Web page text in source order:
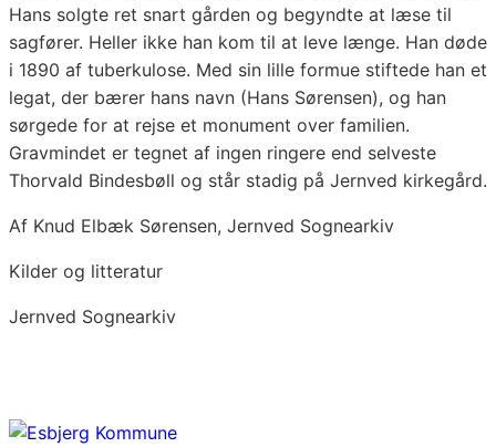
Hans solgte ret snart gården og begyndte at læse til
sagfører. Heller ikke han kom til at leve længe. Han døde
i 1890 af tuberkulose. Med sin lille formue stiftede han et
legat, der bærer hans navn (Hans Sørensen), og han
sørgede for at rejse et monument over familien.
Gravmindet er tegnet af ingen ringere end selveste
Thorvald Bindesbøll og står stadig på Jernved kirkegård.
Af Knud Elbæk Sørensen, Jernved Sognearkiv
Kilder og litteratur
Jernved Sognearkiv